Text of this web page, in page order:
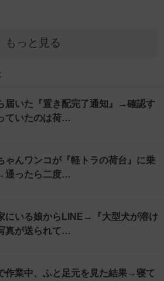
もっと見る
届いた『置き配完了通知』→確認す
ていたのは荷…
ゃんワンコが『軽トラの荷台』に乗
通ったら二度…
にいる娘からLINE→『大型犬が溶け
真が送られて…
作業中、ふと足元を見た結果→寝て